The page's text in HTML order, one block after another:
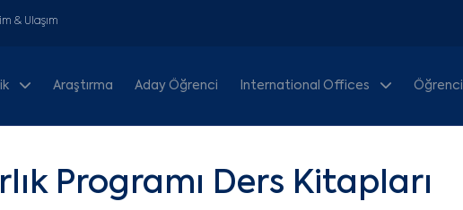
& Ulaşım
Araştırma Aday Öğrenci International Offices Öğrenci
Programı Ders Kitapları